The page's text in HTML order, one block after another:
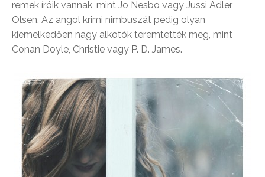
remek íróik vannak, mint Jo Nesbo vagy Jussi Adler
Olsen. Az angol krimi nimbuszát pedig olyan
kiemelkedően nagy alkotók teremtették meg, mint
Conan Doyle, Christie vagy P. D. James.